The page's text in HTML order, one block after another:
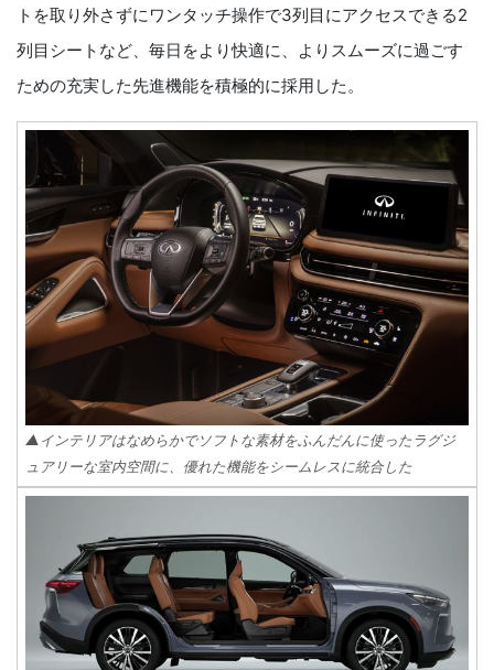
トを取り外さずにワンタッチ操作で3列目にアクセスできる2
列目シートなど、毎日をより快適に、よりスムーズに過ごす
ための充実した先進機能を積極的に採用した。
▲インテリアはなめらかでソフトな素材をふんだんに使ったラグジ
ュアリーな室内空間に、優れた機能をシームレスに統合した